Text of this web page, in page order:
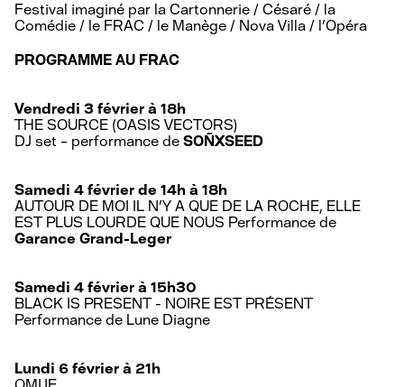
Festival imaginé par la Cartonnerie / Césaré / la
Comédie / le FRAC / le Manège / Nova Villa / l’Opéra
PROGRAMME AU FRAC
Vendredi 3 février à 18h
THE SOURCE (OASIS VECTORS)
DJ set – performance de SOÑXSEED
Samedi 4 février de 14h à 18h
AUTOUR DE MOI IL N’Y A QUE DE LA ROCHE, ELLE
EST PLUS LOURDE QUE NOUS Performance de
Garance Grand-Leger
Samedi 4 février à 15h30
BLACK IS PRESENT - NOIRE EST PRÉSENT
Performance de Lune Diagne
Lundi 6 février à 21h